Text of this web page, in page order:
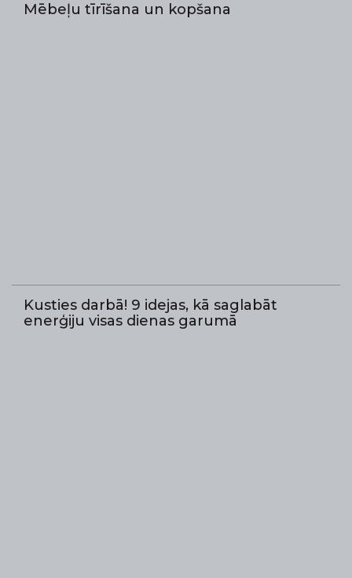
Mēbeļu tīrīšana un kopšana
Kusties darbā! 9 idejas, kā saglabāt
enerģiju visas dienas garumā